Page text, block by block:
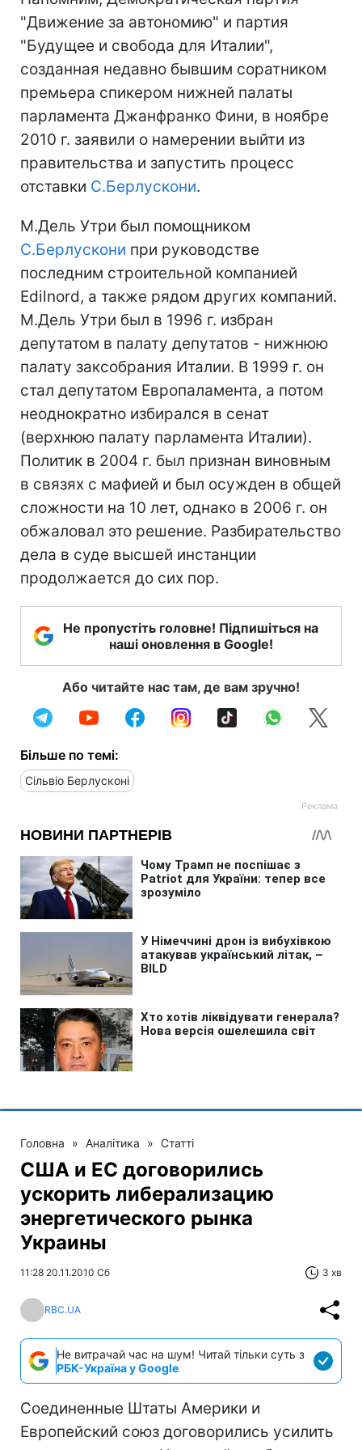
"Движение за автономию" и партия
"Будущее и свобода для Италии",
созданная недавно бывшим соратником
премьера спикером нижней палаты
парламента Джанфранко Фини, в ноябре
2010 г. заявили о намерении выйти из
правительства и запустить процесс
отставки С.Берлускони.
М.Дель Утри был помощником
С.Берлускони при руководстве
последним строительной компанией
Edilnord, а также рядом других компаний.
М.Дель Утри был в 1996 г. избран
депутатом в палату депутатов - нижнюю
палату заксобрания Италии. В 1999 г. он
стал депутатом Европаламента, а потом
неоднократно избирался в сенат
(верхнюю палату парламента Италии).
Политик в 2004 г. был признан виновным
в связях с мафией и был осужден в общей
сложности на 10 лет, однако в 2006 г. он
обжаловал это решение. Разбирательство
дела в суде высшей инстанции
продолжается до сих пор.
Не пропустіть головне! Підпишіться на
наші оновлення в Google!
Або читайте нас там, де вам зручно!
Більше по темі:
Сільвіо Берлусконі
Головна » Аналітика » Статті
США и ЕС договорились
ускорить либерализацию
энергетического рынка
Украины
11:28 20.11.2010 Сб 3 хв
RBC.UA
Не витрачай час на шум! Читай тільки суть з
РБК-Україна у Google
Соединенные Штаты Америки и
Европейский союз договорились усилить